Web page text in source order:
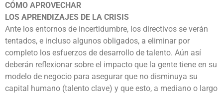
CÓMO APROVECHAR
LOS APRENDIZAJES DE LA CRISIS
Ante los entornos de incertidumbre, los directivos se verán
tentados, e incluso algunos obligados, a eliminar por
completo los esfuerzos de desarrollo de talento. Aún así
deberán reflexionar sobre el impacto que la gente tiene en su
modelo de negocio para asegurar que no disminuya su
capital humano (talento clave) y que esto, a mediano o largo